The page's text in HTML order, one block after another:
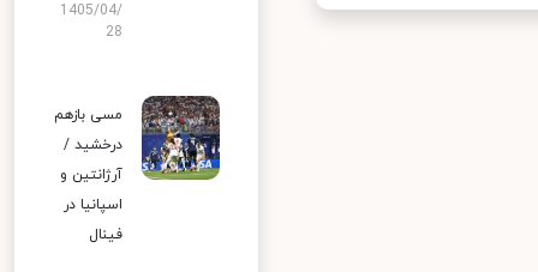
1405/04/
28
مسی بازهم
درخشید /
آرژانتین و
اسپانیا در
فینال